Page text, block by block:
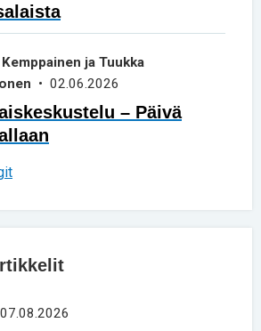
ja Tuukka
• 02.06.2026
– Päivä